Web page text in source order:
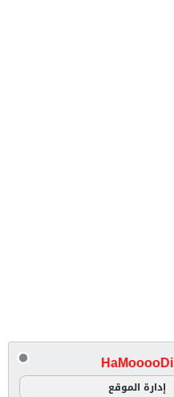
HaMooooDi
إدارة الموقع